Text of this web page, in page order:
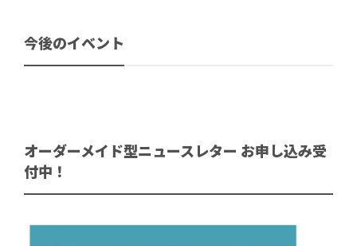
今後のイベント
オーダーメイド型ニュースレター お申し込み受
付中！